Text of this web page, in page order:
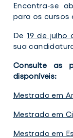
Encontra-se
para os cursos
De19 de julho
sua
Consulte as
disponíveis:
Mestrado em
Mestrado em
Mestrado em